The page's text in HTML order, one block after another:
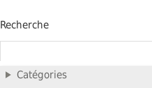
Recherche
Catégories